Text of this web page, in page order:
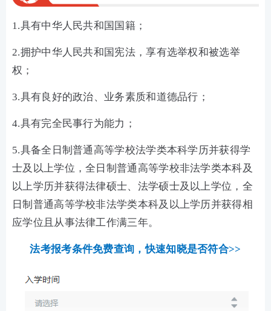
1.具有中华人民共和国国籍；
2.拥护中华人民共和国宪法，享有选举权和被选举
权；
3.具有良好的政治、业务素质和道德品行；
4.具有完全民事行为能力；
5.具备全日制普通高等学校法学类本科学历并获得学
士及以上学位，全日制普通高等学校非法学类本科及
以上学历并获得法律硕士、法学硕士及以上学位，全
日制普通高等学校非法学类本科及以上学历并获得相
应学位且从事法律工作满三年。
法考报考条件免费查询，快速知晓是否符合>>